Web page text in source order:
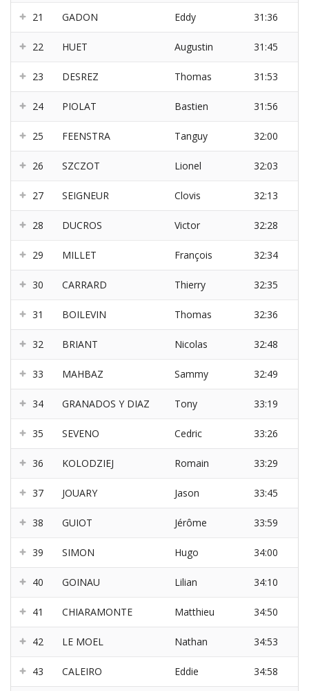
21 GADON Eddy 31:36
22 HUET Augustin 31:45
23 DESREZ Thomas 31:53
24 PIOLAT Bastien 31:56
25 FEENSTRA Tanguy 32:00
26 SZCZOT Lionel 32:03
27 SEIGNEUR Clovis 32:13
28 DUCROS Victor 32:28
29 MILLET François 32:34
30 CARRARD Thierry 32:35
31 BOILEVIN Thomas 32:36
32 BRIANT Nicolas 32:48
33 MAHBAZ Sammy 32:49
34 GRANADOS Y DIAZ Tony 33:19
35 SEVENO Cedric 33:26
36 KOLODZIEJ Romain 33:29
37 JOUARY Jason 33:45
38 GUIOT Jérôme 33:59
39 SIMON Hugo 34:00
40 GOINAU Lilian 34:10
41 CHIARAMONTE Matthieu 34:50
42 LE MOEL Nathan 34:53
43 CALEIRO Eddie 34:58